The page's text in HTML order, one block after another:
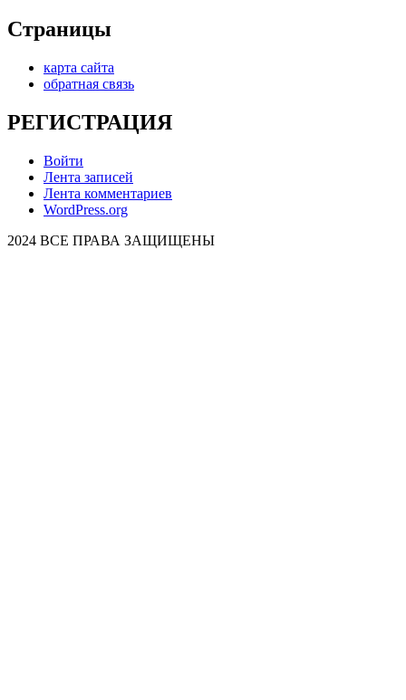
Страницы
карта сайта
обратная связь
РЕГИСТРАЦИЯ
Войти
Лента записей
Лента комментариев
WordPress.org
2024 ВСЕ ПРАВА ЗАЩИЩЕНЫ